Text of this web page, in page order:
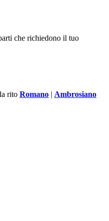
che richiedono il tuo
rito Romano | Ambrosiano